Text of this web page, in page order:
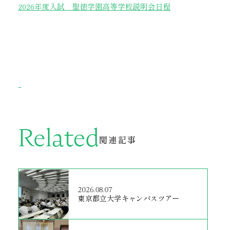
2026年度入試 聖徳学園高等学校説明会日程
Related関連記事
2026.08.07
東京都立大学キャンパスツアー